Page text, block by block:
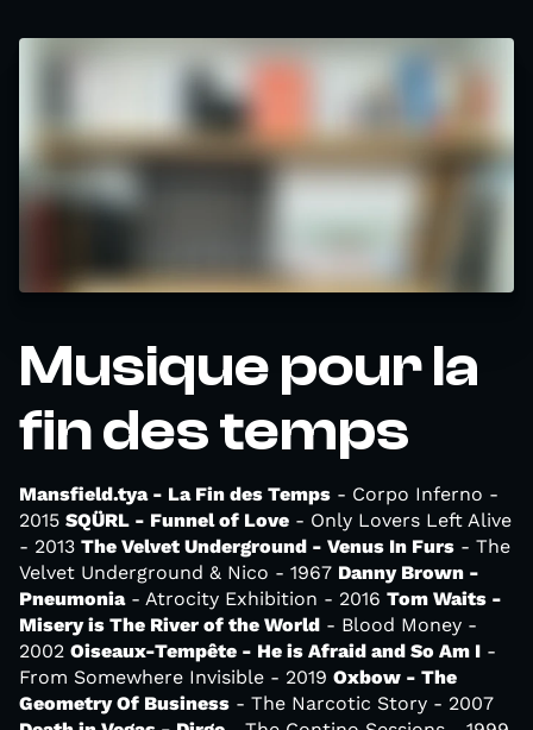
Musique pour la
fin des temps
Mansfield.tya - La Fin des Temps - Corpo Inferno -
2015 SQÜRL - Funnel of Love - Only Lovers Left Alive
- 2013 The Velvet Underground - Venus In Furs - The
Velvet Underground & Nico - 1967 Danny Brown -
Pneumonia- Atrocity Exhibition - 2016 Tom Waits -
Misery is The River of the World - Blood Money -
2002 Oiseaux-Tempête - He is Afraid and So Am I -
From Somewhere Invisible - 2019 Oxbow - The
Geometry Of Business - The Narcotic Story - 2007